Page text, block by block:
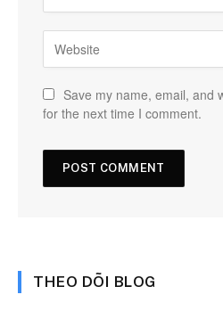
Save my name, email, and
for the next time I comment.
THEO DÕI BLOG